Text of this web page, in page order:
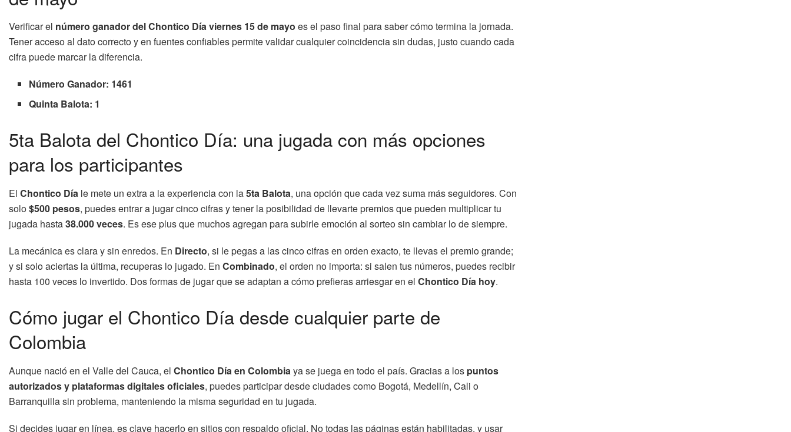
Verificar el número ganador del Chontico Día viernes 15 de mayo es el paso final para saber cómo termina la jornada.
Tener acceso al dato correcto y en fuentes confiables permite validar cualquier coincidencia sin dudas, justo cuando cada
cifra puede marcar la diferencia.
Número Ganador: 1461
Quinta Balota: 1
5ta Balota del Chontico Día: una jugada con más opciones
para los participantes
El Chontico Día le mete un extra a la experiencia con la5ta Balota, una opción que cada vez suma más seguidores. Con
solo$500 pesos, puedes entrar a jugar cinco cifras y tener la posibilidad de llevarte premios que pueden multiplicar tu
jugada hasta38.000 veces. Es ese plus que muchos agregan para subirle emoción al sorteo sin cambiar lo de siempre.
La mecánica es clara y sin enredos. En Directo, si le pegas a las cinco cifras en orden exacto, te llevas el premio grande;
y si solo aciertas la última, recuperas lo jugado. En Combinado, el orden no importa: si salen tus números, puedes recibir
hasta 100 veces lo invertido. Dos formas de jugar que se adaptan a cómo prefieras arriesgar en el Chontico Día hoy.
Cómo jugar el Chontico Día desde cualquier parte de
Colombia
Aunque nació en el Valle del Cauca, el Chontico Día en Colombia ya se juega en todo el país. Gracias a los puntos
autorizados y plataformas digitales oficiales, puedes participar desde ciudades como Bogotá, Medellín, Cali o
Barranquilla sin problema, manteniendo la misma seguridad en tu jugada.
Si decides jugar en línea, es clave hacerlo en sitios con respaldo oficial. No todas las páginas están habilitadas, y usar